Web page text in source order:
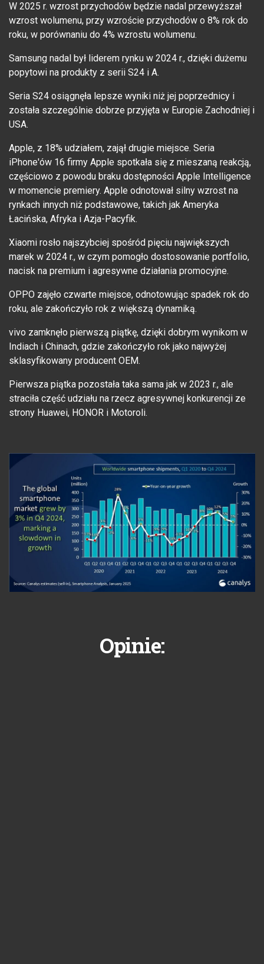
W 2025 r. wzrost przychodów będzie nadal przewyższał
wzrost wolumenu, przy wzroście przychodów o 8% rok do
roku, w porównaniu do 4% wzrostu wolumenu.
Samsung nadal był liderem rynku w 2024 r., dzięki dużemu
popytowi na produkty z serii S24 i A.
Seria S24 osiągnęła lepsze wyniki niż jej poprzednicy i
została szczególnie dobrze przyjęta w Europie Zachodniej i
USA.
Apple, z 18% udziałem, zajął drugie miejsce. Seria
iPhone'ów 16 firmy Apple spotkała się z mieszaną reakcją,
częściowo z powodu braku dostępności Apple Intelligence
w momencie premiery. Apple odnotował silny wzrost na
rynkach innych niż podstawowe, takich jak Ameryka
Łacińska, Afryka i Azja-Pacyfik.
Xiaomi rosło najszybciej spośród pięciu największych
marek w 2024 r., w czym pomogło dostosowanie portfolio,
nacisk na premium i agresywne działania promocyjne.
OPPO zajęło czwarte miejsce, odnotowując spadek rok do
roku, ale zakończyło rok z większą dynamiką.
vivo zamknęło pierwszą piątkę, dzięki dobrym wynikom w
Indiach i Chinach, gdzie zakończyło rok jako najwyżej
sklasyfikowany producent OEM.
Pierwsza piątka pozostała taka sama jak w 2023 r., ale
straciła część udziału na rzecz agresywnej konkurencji ze
strony Huawei, HONOR i Motoroli.
Opinie: